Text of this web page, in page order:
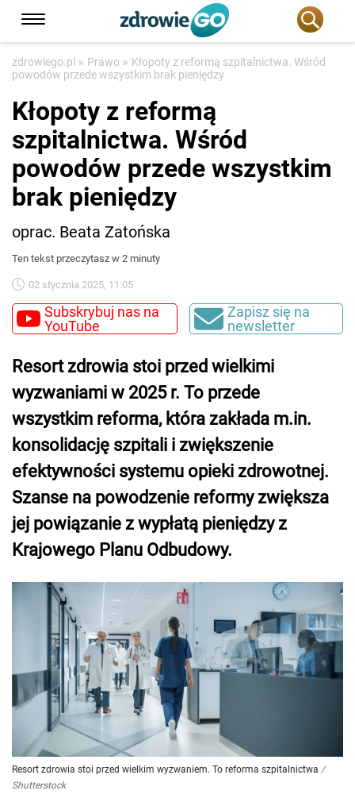
zdrowiego.pl » Prawo » Kłopoty z reformą szpitalnictwa. Wśród
powodów przede wszystkim brak pieniędzy
Kłopoty z reformą
szpitalnictwa. Wśród
powodów przede wszystkim
brak pieniędzy
oprac. Beata Zatońska
Ten tekst przeczytasz w 2 minuty
02 stycznia 2025, 11:05
Subskrybuj nas na
YouTube
Zapisz się na
newsletter
Resort zdrowia stoi przed wielkimi
wyzwaniami w 2025 r. To przede
wszystkim reforma, która zakłada m.in.
konsolidację szpitali i zwiększenie
efektywności systemu opieki zdrowotnej.
Szanse na powodzenie reformy zwiększa
jej powiązanie z wypłatą pieniędzy z
Krajowego Planu Odbudowy.
Resort zdrowia stoi przed wielkim wyzwaniem. To reforma szpitalnictwa /
Shutterstock